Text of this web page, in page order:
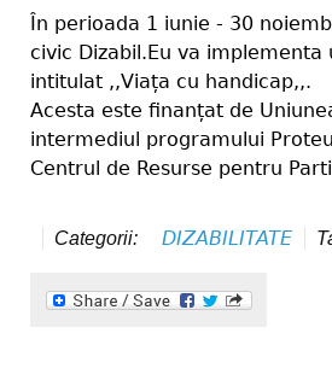
În perioada 1 iunie - 30
civic Dizabil.Eu va implementa
intitulat ,,Viața cu handicap,,.
Acesta este finanțat de
intermediul programului
Centrul de Resurse pentru
Categorii: DIZABILITATE